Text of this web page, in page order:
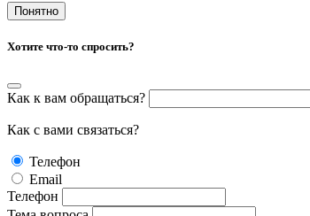
Понятно
Хотите что-то спросить?
Как к вам обращаться?
Как с вами связаться?
Телефон
Email
Телефон